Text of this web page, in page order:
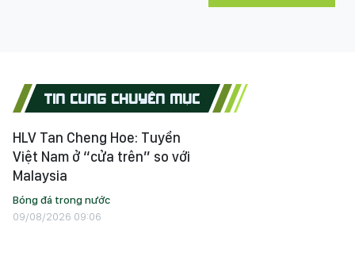
TIN CÙNG CHUYÊN MỤC
HLV Tan Cheng Hoe: Tuyển
Việt Nam ở “cửa trên” so với
Malaysia
Bóng đá trong nước
09/08/2026 09:06